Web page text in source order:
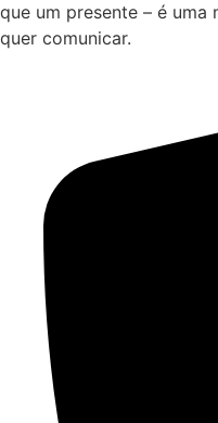
que um presente – é
quer comunicar.